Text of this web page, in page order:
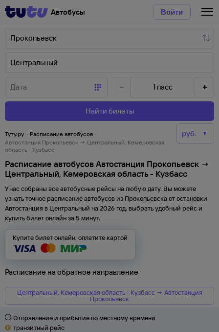
Автобусы Войти
1 пасс
Найти билеты
Туту.ру · Расписание автобусов ·
Автостанция Прокопьевск → Центральный, Кемеровская
область - Кузбасс
Расписание автобусов Автостанция Прокопьевск →
Центральный, Кемеровская область - Кузбасс
У нас собраны все автобусные рейсы на любую дату. Вы можете
узнать точное расписание автобусов из Прокопьевска отостановки
Автостанция в Центральный на 2026 год, выбрать удобный рейс и
купить билет онлайн за 5 минут.
Купите билет онлайн, оплатите картой
Расписание на обратное направление
Центральный, Кемеровская область - Кузбасс → Автостанция
Прокопьевск
Отправление и прибытие по местному времени
транзитный рейс